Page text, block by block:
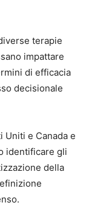
terapie
impattare
di efficacia
decisionale
Uniti e Canada e
identificare gli
della